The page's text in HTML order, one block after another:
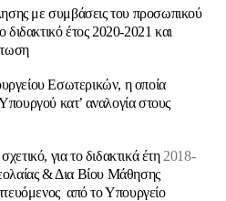
με συμβάσεις του προσωπικού
διδακτικό έτος 2020-2021 και
Εσωτερικών, η οποία
κατ’ αναλογία στους
για το διδακτικά έτη 2018-
& Δια Βίου Μάθησης
από το Υπουργείο